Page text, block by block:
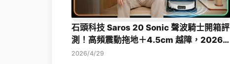
石頭科技 Saros 20 Sonic 聲波騎士開箱評
測！高頻震動拖地＋4.5cm 越障，2026
旗艦掃拖機皇一次看
2026/4/29